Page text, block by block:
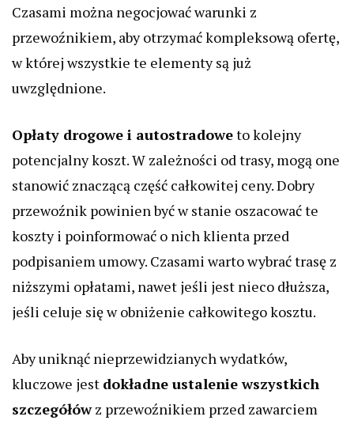
Czasami można negocjować warunki z
przewoźnikiem, aby otrzymać kompleksową ofertę,
w której wszystkie te elementy są już
uwzględnione.
Opłaty drogowe i autostradoweto kolejny
potencjalny koszt. W zależności od trasy, mogą one
stanowić znaczącą część całkowitej ceny. Dobry
przewoźnik powinien być w stanie oszacować te
koszty i poinformować o nich klienta przed
podpisaniem umowy. Czasami warto wybrać trasę z
niższymi opłatami, nawet jeśli jest nieco dłuższa,
jeśli celuje się w obniżenie całkowitego kosztu.
Aby uniknąć nieprzewidzianych wydatków,
kluczowe jest dokładne ustalenie wszystkich
szczegółówz przewoźnikiem przed zawarciem